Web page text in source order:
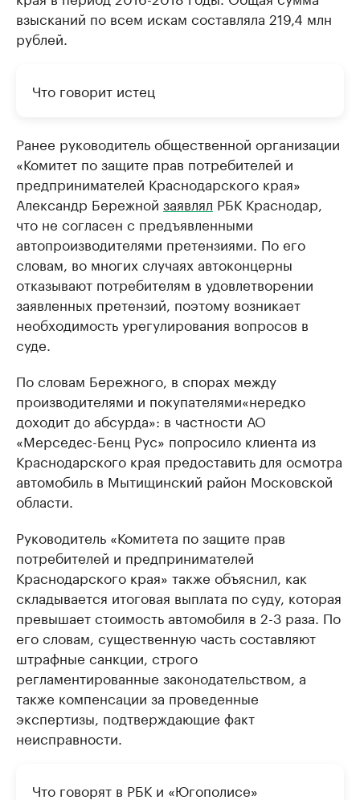
взысканий по всем искам составляла 219,4 млн
рублей.
Что говорит истец
Ранее руководитель общественной организации
«Комитет по защите прав потребителей и
предпринимателей Краснодарского края»
Александр Бережной заявлял РБК Краснодар,
что не согласен с предъявленными
автопроизводителями претензиями. По его
словам, во многих случаях автоконцерны
отказывают потребителям в удовлетворении
заявленных претензий, поэтому возникает
необходимость урегулирования вопросов в
суде.
По словам Бережного, в спорах между
производителями и покупателями«нередко
доходит до абсурда»: в частности АО
«Мерседес-Бенц Рус» попросило клиента из
Краснодарского края предоставить для осмотра
автомобиль в Мытищинский район Московской
области.
Руководитель «Комитета по защите прав
потребителей и предпринимателей
Краснодарского края» также объяснил, как
складывается итоговая выплата по суду, которая
превышает стоимость автомобиля в 2-3 раза. По
его словам, существенную часть составляют
штрафные санкции, строго
регламентированные законодательством, а
также компенсации за проведенные
экспертизы, подтверждающие факт
неисправности.
Что говорят в РБК и «Югополисе»